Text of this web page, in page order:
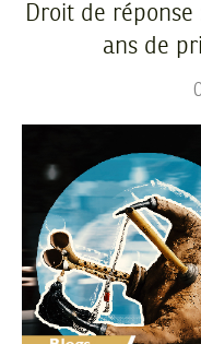
Droit de
ans de